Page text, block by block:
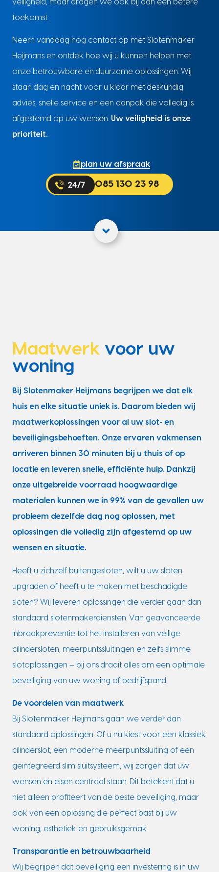
veiligheid, maar dragen we ook bij aan een betere
toekomst.
Neem vandaag nog contact op met Slotenmaker
Heijmans en ontdek hoe wij u kunnen helpen met
onze betrouwbare en duurzame oplossingen. Wij
staan dag en nacht voor u klaar met deskundig
advies, snelle service en een aanpak die volledig is
afgestemd op uw wensen. Uw veiligheid is onze
prioriteit.
plan uw afspraak
085 130 23 98
Maatwerk voor uw
woning
Bij Slotenmaker Heijmans begrijpen we dat elk
huis en elke situatie uniek is. Daarom bieden wij
maatwerkoplossingen voor al uw slot- en
beveiligingsbehoeften. Onze ervaren vakmensen
arriveren binnen 30 minuten bij u thuis of op
locatie en leveren snelle, efficiënte hulp. Dankzij
onze uitgebreide voorraad hoogwaardige
materialen kunnen we in 99% van de gevallen uw
probleem dezelfde dag nog oplossen, met
oplossingen die volledig zijn afgestemd op uw
wensen en situatie.
Heeft u zichzelf buitengesloten, wilt u uw sloten
upgraden of heeft u te maken met beschadigde
sloten? Wij leveren oplossingen die verder gaan dan
standaard slotenmakerdiensten. Van geavanceerde
inbraakpreventie tot het installeren van veilige
cilindersloten, meerpuntssluitingen en zelfs slimme
slotoplossingen – bij ons draait alles om een optimale
beveiliging van uw woning of bedrijfspand.
De voordelen van maatwerk
Bij Slotenmaker Heijmans gaan we verder dan
standaard oplossingen. Of u nu kiest voor een klassiek
cilinderslot, een moderne meerpuntssluiting of een
geïntegreerd slim sluitsysteem, wij zorgen dat uw
wensen en eisen centraal staan. Dit betekent dat u
niet alleen profiteert van de beste beveiliging, maar
ook van een oplossing die perfect past bij uw
woning, esthetiek en gebruiksgemak.
Transparantie en betrouwbaarheid
Wij begrijpen dat beveiliging een investering is in uw